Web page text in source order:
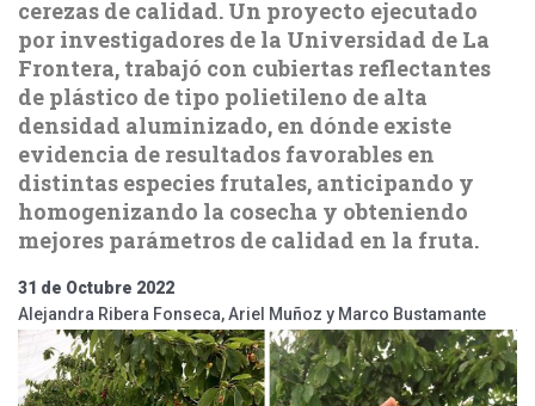
cerezas de calidad. Un proyecto ejecutado
por investigadores de la Universidad de La
Frontera, trabajó con cubiertas reflectantes
de plástico de tipo polietileno de alta
densidad aluminizado, en dónde existe
evidencia de resultados favorables en
distintas especies frutales, anticipando y
homogenizando la cosecha y obteniendo
mejores parámetros de calidad en la fruta.
31 de Octubre 2022
Alejandra Ribera Fonseca, Ariel Muñoz y Marco Bustamante